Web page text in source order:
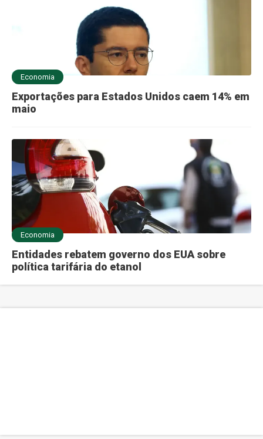
Economia
Exportações para Estados Unidos caem 14% em
maio
Economia
Entidades rebatem governo dos EUA sobre
política tarifária do etanol